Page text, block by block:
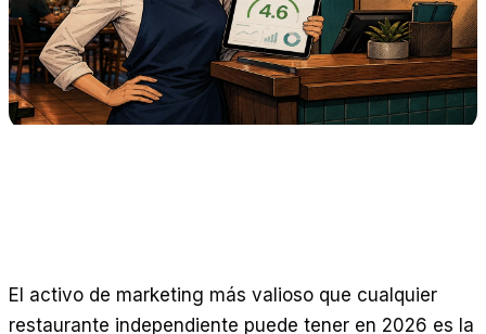
RECURSOS
Blog
Calculadoras gratis
EMPIEZA
El activo de marketing más valioso que cualquier
restaurante independiente puede tener en 2026 es la